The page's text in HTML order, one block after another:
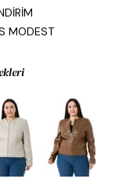
MODEST